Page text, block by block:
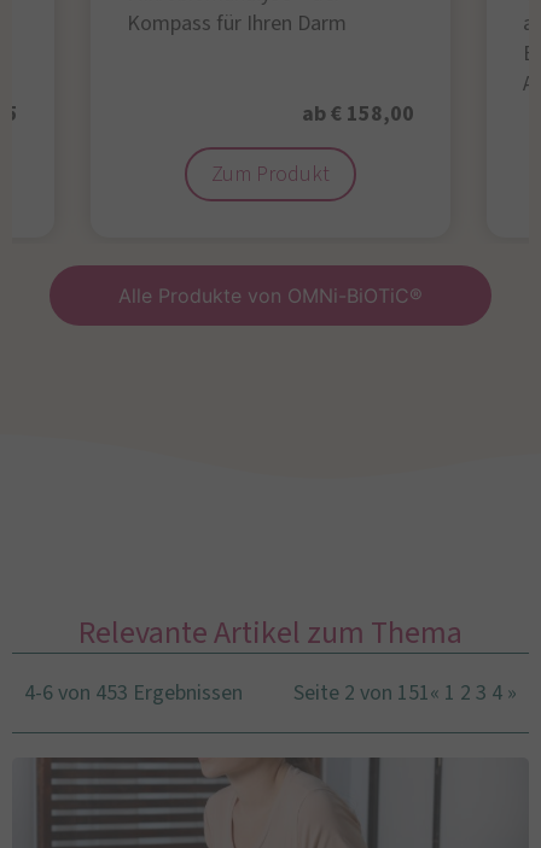
Kompass für Ihren Darm
ab € 158,00
Zum Produkt
Alle Produkte von OMNi-BiOTiC®
Relevante Artikel zum Thema
4-6 von 453 Ergebnissen Seite 2 von 151« 1 2 3 4 »